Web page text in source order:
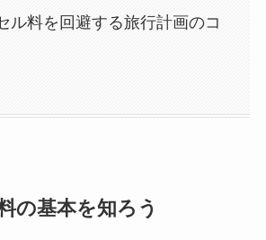
ル料を回避する旅行計画のコ
の基本を知ろう